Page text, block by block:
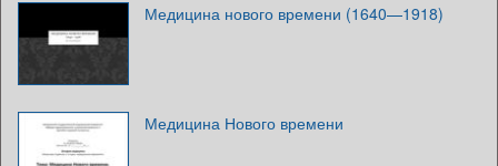
Медицина нового времени (1640—1918)
Медицина Нового времени